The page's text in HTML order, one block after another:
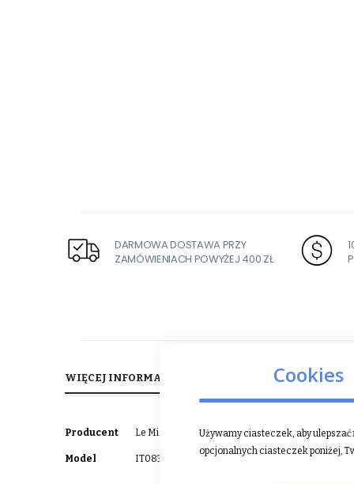
DARMOWA DOSTAWA PRZY
ZAMÓWIENIACH POWYŻEJ 400 ZŁ
WIĘCEJ INFORMACJI
Więcej
Producent Le Mieux
Model IT08364
Cookies
Używamy ciasteczek, aby
opcjonalnych ciasteczek poniżej,